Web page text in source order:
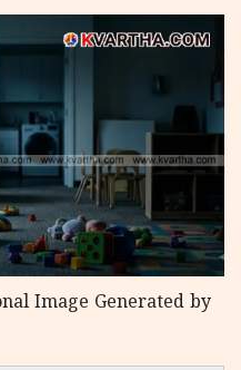
Image Generated by